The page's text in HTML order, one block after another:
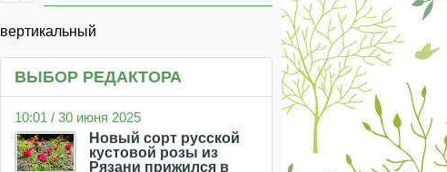
вертикальный
ВЫБОР РЕДАКТОРА
10:01 / 30 июня 2025
Новый сорт русской
кустовой розы из
Рязани прижился в